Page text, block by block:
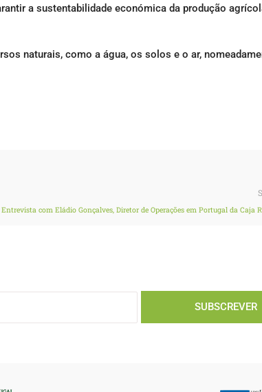
a sustentabilidade económica da produção
naturais, como a água, os solos e o ar,
Entrevista com Eládio Gonçalves, Diretor de Operações em Portugal da Caja
SUBSCREVER